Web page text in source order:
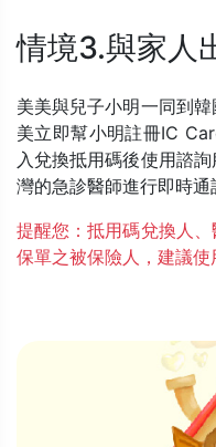
情境3.與家人
美美與兒子小明一同到
美立即幫小明註冊IC
入兌換抵用碼後使用諮
灣的急診醫師進行即時通
提醒您：抵用碼兌換人
保單之被保險人，建議使